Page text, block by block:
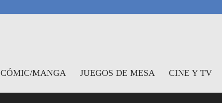
CÓMIC/MANGA JUEGOS DE MESA CINE Y TV